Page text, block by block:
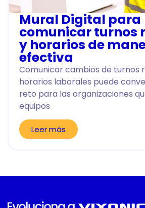
Mural Digital para
comunicar turnos
y horarios de
efectiva
Comunicar cambios de turnos
horarios laborales puede
reto para las organizaciones
equipos
Leer más